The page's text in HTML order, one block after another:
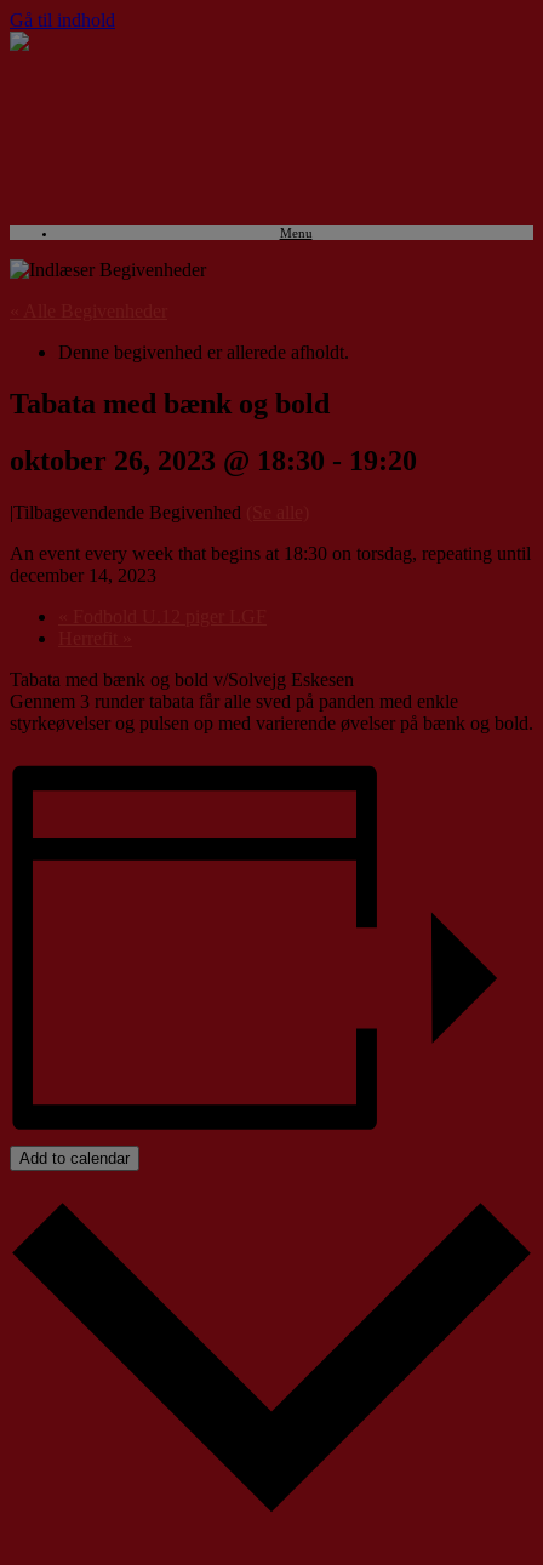
Gå til indhold
Menu
Denne begivenhed er allerede afholdt.
Tabata med bænk og bold
oktober 26, 2023 @ 18:30 - 19:20
|Tilbagevendende Begivenhed
An event every week that begins at 18:30 on torsdag, repeating until
december 14, 2023
Tabata med bænk og bold v/Solvejg Eskesen
Gennem 3 runder tabata får alle sved på panden med enkle
styrkeøvelser og pulsen op med varierende øvelser på bænk og bold.
Add to calendar